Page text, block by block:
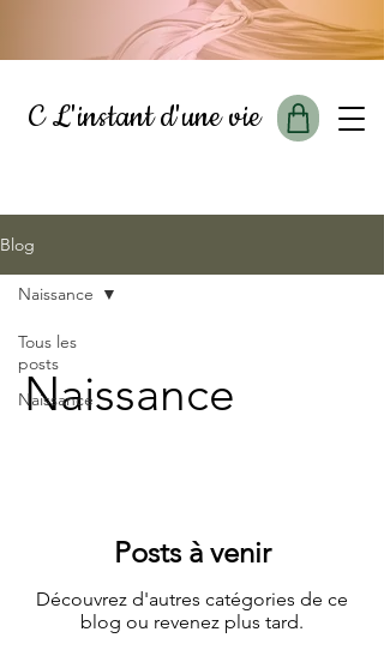
C L'instant d'une vie
Blog
Tous les
posts
Naissance
Naissance
Naissance
Posts à venir
Découvrez d'autres catégories de ce
blog ou revenez plus tard.